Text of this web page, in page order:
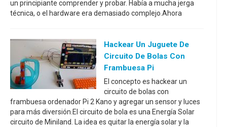
un principiante comprender y probar. Había a mucha jerga
técnica, o el hardware era demasiado complejo.Ahora
Hackear Un Juguete De
Circuito De Bolas Con
Frambuesa Pi
El concepto es hackear un
circuito de bolas con
frambuesa ordenador Pi 2 Kano y agregar un sensor y luces
para más diversión.El circuito de bola es una Energía Solar
circuito de Miniland. La idea es quitar la energía solar y la